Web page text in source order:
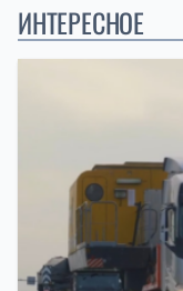
ИНТЕРЕСНОЕ